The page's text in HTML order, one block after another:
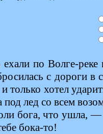
по Волге-
с дороги в
только хотел
лед со всем
бога, что ушла, —
бока-то!